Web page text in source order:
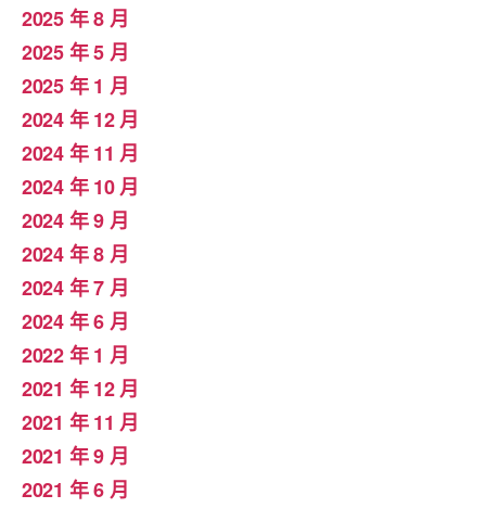
2025 年 8 月
2025 年 5 月
2025 年 1 月
2024 年 12 月
2024 年 11 月
2024 年 10 月
2024 年 9 月
2024 年 8 月
2024 年 7 月
2024 年 6 月
2022 年 1 月
2021 年 12 月
2021 年 11 月
2021 年 9 月
2021 年 6 月